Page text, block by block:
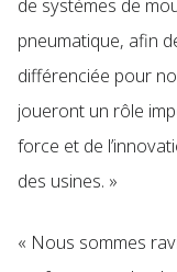
de systèmes de
pneumatique, afin
différenciée pour
joueront un rôle
force et de
des usines. »
« Nous sommes